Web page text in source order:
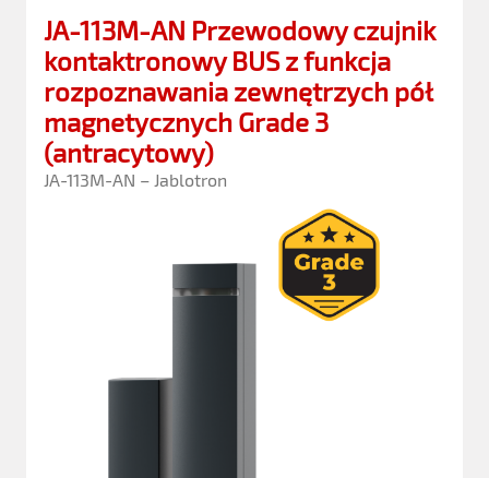
JA-113M-AN Przewodowy czujnik
kontaktronowy BUS z funkcja
rozpoznawania zewnętrzych pół
magnetycznych Grade 3
(antracytowy)
JA-113M-AN – Jablotron